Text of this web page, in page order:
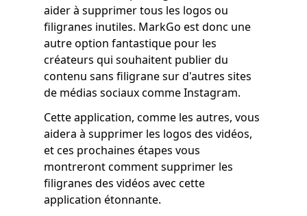
aider à supprimer tous les logos ou
filigranes inutiles. MarkGo est donc une
autre option fantastique pour les
créateurs qui souhaitent publier du
contenu sans filigrane sur d'autres sites
de médias sociaux comme Instagram.
Cette application, comme les autres, vous
aidera à supprimer les logos des vidéos,
et ces prochaines étapes vous
montreront comment supprimer les
filigranes des vidéos avec cette
application étonnante.